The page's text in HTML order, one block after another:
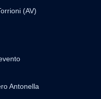
(AV)
Antonella